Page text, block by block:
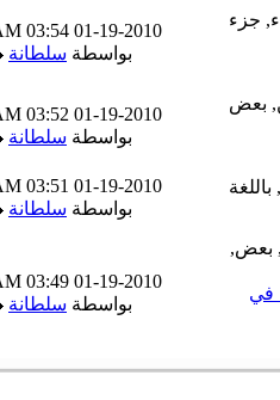
01-19-2010
03:54 AM
بواسطةسلطانة
01-19-2010
03:52 AM
بواسطةسلطانة
01-19-2010
03:51 AM
بواسطةسلطانة
01-19-2010
03:49 AM
بواسطةسلطانة